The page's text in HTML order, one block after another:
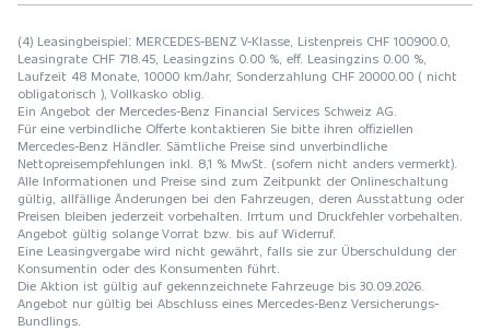
(4) Leasingbeispiel: MERCEDES-BENZ V-Klasse, Listenpreis CHF 100900.0,
Leasingrate CHF 718.45, Leasingzins 0.00 %, eff. Leasingzins 0.00 %,
Laufzeit 48 Monate, 10000 km/Jahr, Sonderzahlung CHF 20000.00 ( nicht
obligatorisch ), Vollkasko oblig.
Ein Angebot der Mercedes-Benz Financial Services Schweiz AG.
Für eine verbindliche Offerte kontaktieren Sie bitte ihren offiziellen
Mercedes-Benz Händler. Sämtliche Preise sind unverbindliche
Nettopreisempfehlungen inkl. 8,1 % MwSt. (sofern nicht anders vermerkt).
Alle Informationen und Preise sind zum Zeitpunkt der Onlineschaltung
gültig, allfällige Änderungen bei den Fahrzeugen, deren Ausstattung oder
Preisen bleiben jederzeit vorbehalten. Irrtum und Druckfehler vorbehalten.
Angebot gültig solange Vorrat bzw. bis auf Widerruf.
Eine Leasingvergabe wird nicht gewährt, falls sie zur Überschuldung der
Konsumentin oder des Konsumenten führt.
Die Aktion ist gültig auf gekennzeichnete Fahrzeuge bis 30.09.2026.
Angebot nur gültig bei Abschluss eines Mercedes-Benz Versicherungs-
Bundlings.